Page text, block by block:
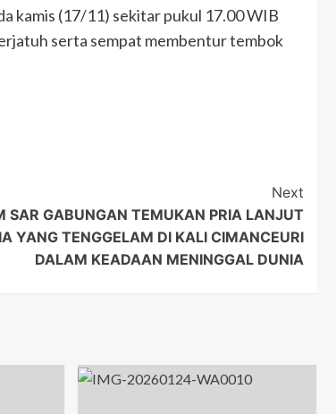
kamis (17/11) sekitar pukul 17.00 WIB
serta sempat membentur tembok
Next
SAR GABUNGAN TEMUKAN PRIA LANJUT
YANG TENGGELAM DI KALI CIMANCEURI
DALAM KEADAAN MENINGGAL DUNIA